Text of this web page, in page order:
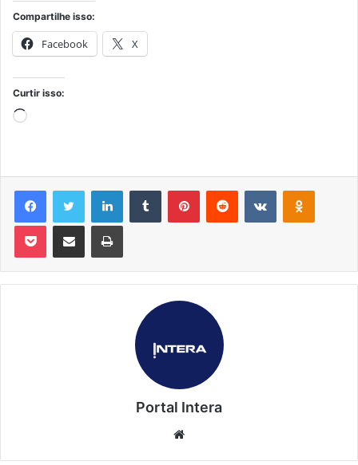
Compartilhe isso:
Facebook X
Curtir isso:
Carregando...
FacebookTwitter LinkedinTumblr PinterestReddit VK OK
Pocket Compartilhar via e-mail Imprimir
Portal Intera